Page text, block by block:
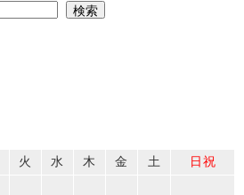
火 水 木 金 土
日祝